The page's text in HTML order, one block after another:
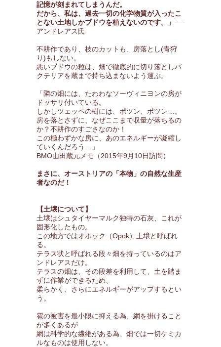
記憶が刻まれてしまうんだ。
だから、私は、過去一切の化学物質が入ったこ
とない土地しかブドウを植えないのです。」
―
アンドレアス氏
不耕作であり、枝のカットも、房落とし(青狩
り)もしない。
悪いブドウの粒は、畑で徹底的に切り落としバ
クテリアを蔵まで持ち込まないよう運ぶ。
「隣の畑には、たわわなソーヴィニヨンの房が
ドッサリ付いている。
しかしツェッペの樹には、ポツン、ポツン…。
房を落とさずに、なぜここまで収量が落ちるの
か？不耕作のすごさなのか！
この極わずかな房に、あのエネルギーが凝縮し
ていくんだろう…」
BMO山田蔵元メモ（2015年9月10日訪問）
まさに、オーストリアの「本物」の自然な生産
者なのだ！
【土壌について】
土壌はシュタイヤーマルク独特の石灰、これが
固形化したもの。
この地方ではオポック（Opok）土壌と呼ばれ
る。
テラス状と呼ばれる段々畑を持っているのはア
ンドレアスだけ。
テラスの畑は、その段差を利用して、土を踏ま
ずに作業ができるため、
柔らかく、さらにエネルギーがアップするとい
う。
雹の被害を最小限に抑える為、網を掛けること
が多くあるが
網は科学的な繊維がある為、畑では一切ケミカ
ルなものは使用しない。